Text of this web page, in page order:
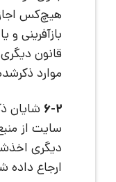
هیچ‌کس
بازآفرینی و
قانون
موارد
6-2 شایان
سایت از
دیگری
ارجاع